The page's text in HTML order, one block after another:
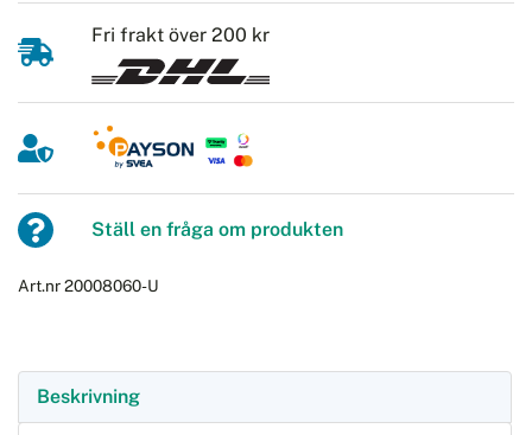
Fri frakt över 200 kr
Ställ en fråga om produkten
Art.nr 20008060-U
Beskrivning